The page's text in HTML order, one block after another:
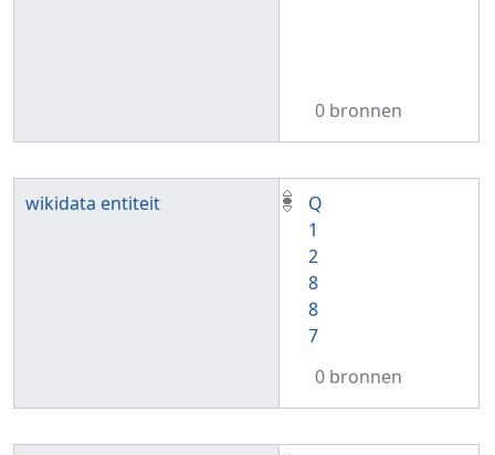
0 bronnen
wikidata entiteit
Q
1
2
8
8
7
0 bronnen